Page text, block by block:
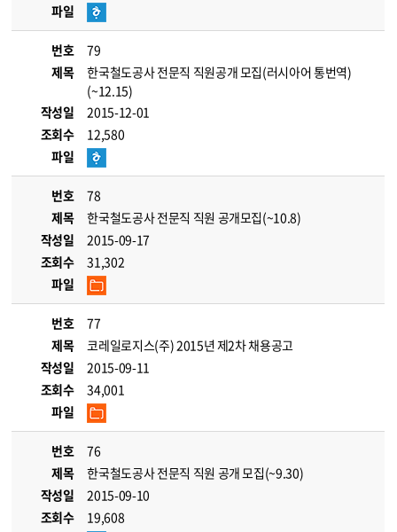
파일
번호
79
제목
한국철도공사 전문직 직원공개 모집(러시아어 통번역)
(~12.15)
작성일
2015-12-01
조회수
12,580
파일
번호
78
제목
한국철도공사 전문직 직원 공개모집(~10.8)
작성일
2015-09-17
조회수
31,302
파일
번호
77
제목
코레일로지스(주) 2015년 제2차 채용공고
작성일
2015-09-11
조회수
34,001
파일
번호
76
제목
한국철도공사 전문직 직원 공개 모집(~9.30)
작성일
2015-09-10
조회수
19,608